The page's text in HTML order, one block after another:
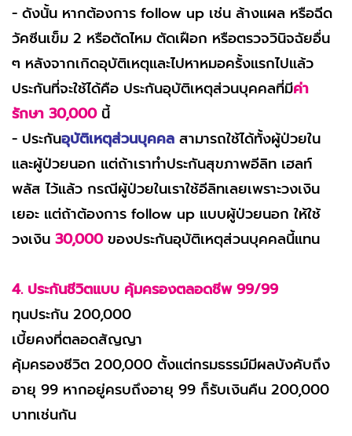
- ดังนั้น หากต้องการ follow up เช่น ล้างแผล หรือฉีด
วัคซีนเข็ม 2 หรือตัดไหม ตัดเฝือก หรือตรวจวินิจฉัยอื่น
ๆ หลังจากเกิดอุบัติเหตุและไปหาหมอครั้งแรกไปแล้ว
ประกันที่จะใช้ได้คือ ประกันอุบัติเหตุส่วนบุคคลที่มีค่า
รักษา 30,000นี้
- ประกันอุบัติเหตุส่วนบุคคล สามารถใช้ได้ทั้งผู้ป่วยใน
และผู้ป่วยนอก แต่ถ้าเราทำประกันสุขภาพอีลิท เฮลท์
พลัส ไว้แล้ว กรณีผู้ป่วยในเราใช้อีลิทเลยเพราะวงเงิน
เยอะ แต่ถ้าต้องการ follow up แบบผู้ป่วยนอก ให้ใช้
วงเงิน 30,000 ของประกันอุบัติเหตุส่วนบุคคลนี้แทน
4. ประกันชีวิตแบบ คุ้มครองตลอดชีพ 99/99
ทุนประกัน 200,000
เบี้ยคงที่ตลอดสัญญา
คุ้มครองชีวิต 200,000 ตั้งแต่กรมธรรม์มีผลบังคับถึง
อายุ 99 หากอยู่ครบถึงอายุ 99 ก็รับเงินคืน 200,000
บาทเช่นกัน